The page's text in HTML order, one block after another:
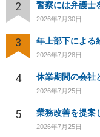
2
2026年7月30日
3 年上部下による
2026年7月28日
4 休業期間の会社
2026年7月25日
5
2026年7月25日